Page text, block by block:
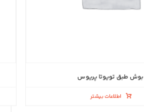
بوش طبق تویوتا پریوس
اطلاعات بیشتر